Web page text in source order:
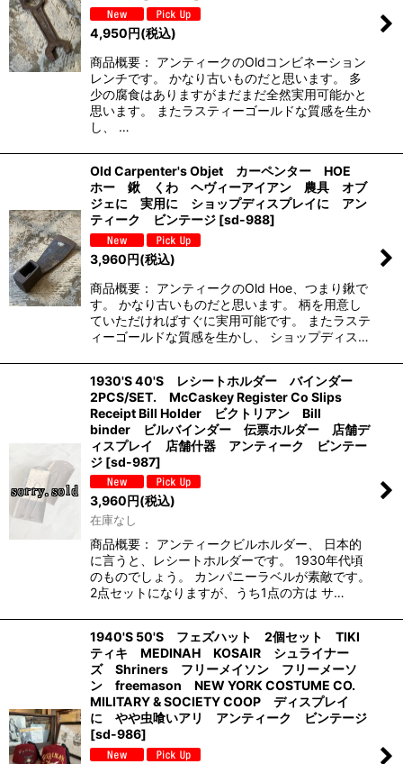
4,950円(税込)
商品概要： アンティークのOldコンビネーション
レンチです。 かなり古いものだと思います。 多
少の腐食はありますがまだまだ全然実用可能かと
思います。 またラスティーゴールドな質感を生か
し、 …
Old ‎Carpenter's Objet カーペンター HOE
ホー 鍬 くわ ヘヴィーアイアン 農具 オブ
ジェに 実用に ショップディスプレイに アン
ティーク ビンテージ [sd-988]
3,960円(税込)
商品概要： アンティークのOld ‎Hoe、つまり鍬で
す。 かなり古いものだと思います。 柄を用意し
ていただければすぐに実用可能です。 またラステ
ィーゴールドな質感を生かし、 ショップディス…
1930'S 40'S レシートホルダー バインダー
2PCS/SET. McCaskey Register Co Slips
Receipt Bill Holder ビクトリアン Bill
binder ビルバインダー 伝票ホルダー 店舗デ
ィスプレイ 店舗什器 アンティーク ビンテー
ジ [sd-987]
3,960円(税込)
在庫なし
商品概要： アンティークビルホルダー、 日本的
に言うと、レシートホルダーです。 1930年代頃
のものでしょう。 カンパニーラベルが素敵です。
2点セットになりますが、うち1点の方は サ…
1940'S 50'S フェズハット 2個セット TIKI
ティキ MEDINAH KOSAIR シュライナー
ズ Shriners フリーメイソン フリーメーソ
ン freemason NEW YORK COSTUME CO.
MILITARY & SOCIETY COOP ディスプレイ
に やや虫喰いアリ アンティーク ビンテージ
[sd-986]